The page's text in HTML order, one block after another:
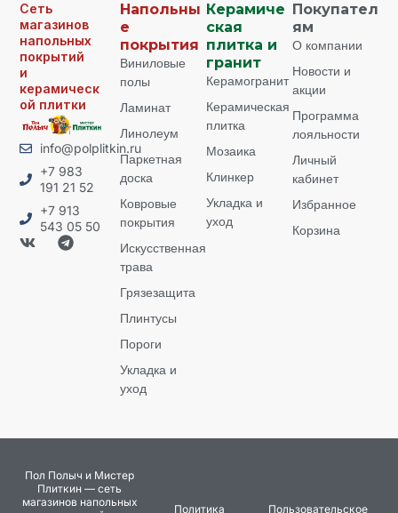
Сеть
магазинов
напольных
покрытий
и
керамическ
ой плитки
info@polplitkin.ru
+7 983
191 21 52
+7 913
543 05 50
Напольны
е
покрытия
Виниловые
полы
Ламинат
Линолеум
Паркетная
доска
Ковровые
покрытия
Искусственная
трава
Грязезащита
Плинтусы
Пороги
Укладка и
уход
Керамиче
ская
плитка и
гранит
Керамогранит
Керамическая
плитка
Мозаика
Клинкер
Укладка и
уход
Покупател
ям
О компании
Новости и
акции
Программа
лояльности
Личный
кабинет
Избранное
Корзина
Пол Полыч и Мистер
Плиткин — сеть
магазинов напольных
Политика Пользовательское